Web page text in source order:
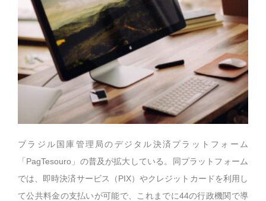
ブラジル国庫管理局のデジタル決済プラットフォーム
「PagTesouro」の普及が拡大している。同プラットフォーム
では、即時決済サービス（PIX）やクレジットカードを利用し
て公共料金の支払いが可能で、これまでに44の行政機関で導